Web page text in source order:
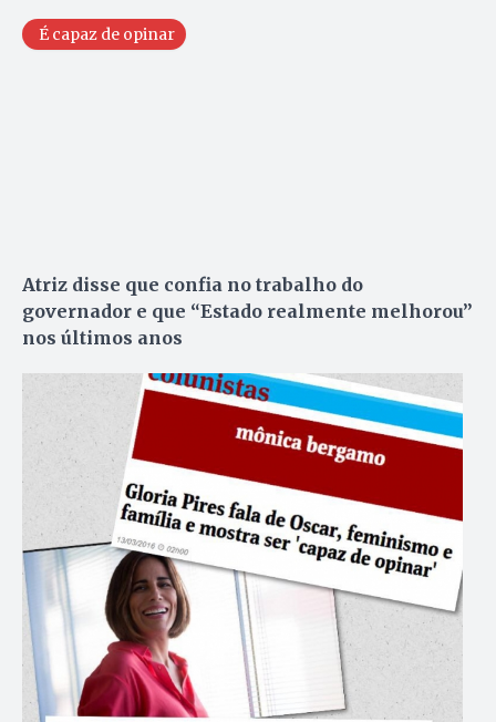
É capaz de opinar
Atriz disse que confia no trabalho do
governador e que “Estado realmente melhorou”
nos últimos anos